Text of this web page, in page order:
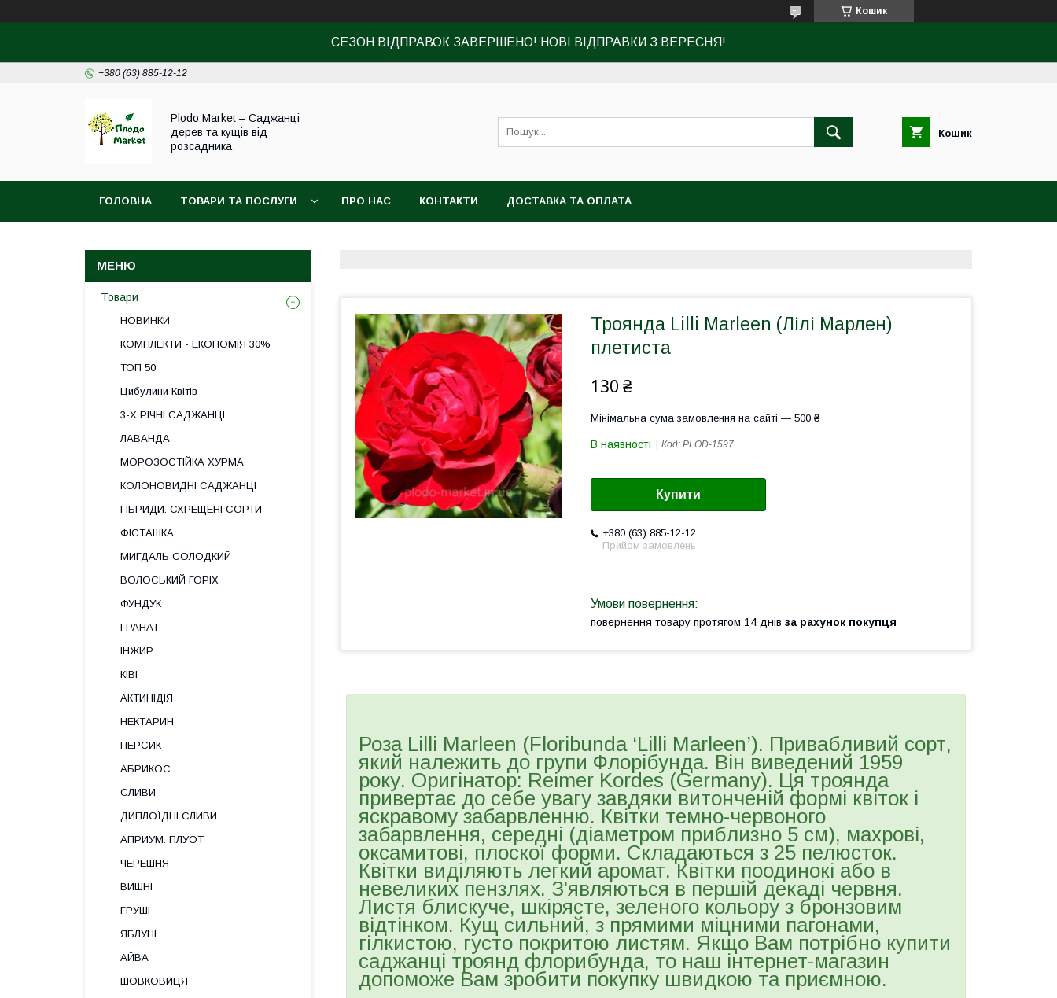
Кошик
СЕЗОН ВІДПРАВОК ЗАВЕРШЕНО! НОВІ ВІДПРАВКИ З ВЕРЕСНЯ!
+380 (63) 885-12-12
Plodo Market – Саджанці
дерев та кущів від
розсадника
Кошик
ГОЛОВНА ТОВАРИ ТА ПОСЛУГИ ПРО НАС КОНТАКТИ ДОСТАВКА ТА ОПЛАТА
Троянда Lilli Marleen (Лілі Марлен)
плетиста
130 ₴
Мінімальна сума замовлення на сайті — 500 ₴
В наявності Код: PLOD-1597
Купити
+380 (63) 885-12-12
Прийом замовлень
повернення товару протягом 14 днів за рахунок покупця
Роза Lilli Marleen (Floribunda ‘Lilli Marleen’). Привабливий сорт,
який належить до групи Флорібунда. Він виведений 1959
року. Оригінатор: Reimer Kordes (Germany). Ця троянда
привертає до себе увагу завдяки витонченій формі квіток і
яскравому забарвленню. Квітки темно-червоного
забарвлення, середні (діаметром приблизно 5 см), махрові,
оксамитові, плоскої форми. Складаються з 25 пелюсток.
Квітки виділяють легкий аромат. Квітки поодинокі або в
невеликих пензлях. З'являються в першій декаді червня.
Листя блискуче, шкірясте, зеленого кольору з бронзовим
відтінком. Кущ сильний, з прямими міцними пагонами,
гілкистою, густо покритою листям. Якщо Вам потрібно купити
саджанці троянд флорибунда, то наш інтернет-магазин
допоможе Вам зробити покупку швидкою та приємною.
Товари
НОВИНКИ
КОМПЛЕКТИ - ЕКОНОМІЯ 30%
ТОП 50
Цибулини Квітів
3-Х РІЧНІ САДЖАНЦІ
ЛАВАНДА
МОРОЗОСТІЙКА ХУРМА
КОЛОНОВИДНІ САДЖАНЦІ
ГІБРИДИ. СХРЕЩЕНІ СОРТИ
ФІСТАШКА
МИГДАЛЬ СОЛОДКИЙ
ВОЛОСЬКИЙ ГОРІХ
ФУНДУК
ГРАНАТ
ІНЖИР
КІВІ
АКТИНІДІЯ
НЕКТАРИН
ПЕРСИК
АБРИКОС
СЛИВИ
ДИПЛОЇДНІ СЛИВИ
АПРИУМ. ПЛУОТ
ЧЕРЕШНЯ
ВИШНІ
ГРУШІ
ЯБЛУНІ
АЙВА
ШОВКОВИЦЯ